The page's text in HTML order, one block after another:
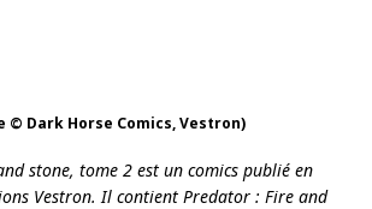
© Dark Horse Comics, Vestron)
stone, tome 2 est un comics publié en
Vestron. Il contient Predator : Fire and